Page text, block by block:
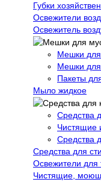
Губки
Освежители
Освежитель
Мешки
Мешки
Пакеты
Мыло жидкое
Средства
Чистящие
Средства
Средства для
Освежители для
Чистящие,